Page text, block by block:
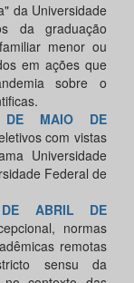
da Universidade
da graduação
menor ou
em ações que
sobre o
MAIO DE
com vistas
Universidade
Federal de
ABRIL DE
normas
remotas
sensu da